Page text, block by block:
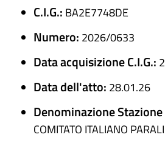
C.I.G.: BA2E7748DE
Numero: 2026/0633
Data acquisizione C.I.G.:
Data dell'atto: 28.01.26
Denominazione
COMITATO ITALIANO